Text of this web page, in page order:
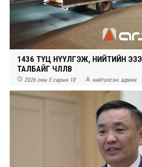
1436 ТҮЦ НҮҮЛГЭЖ, НИЙТИЙН
ТАЛБАЙГ ЧӨЛӨӨЛӨВ
 2026 оны 5 сарын 18  нийтэлсэн: админ